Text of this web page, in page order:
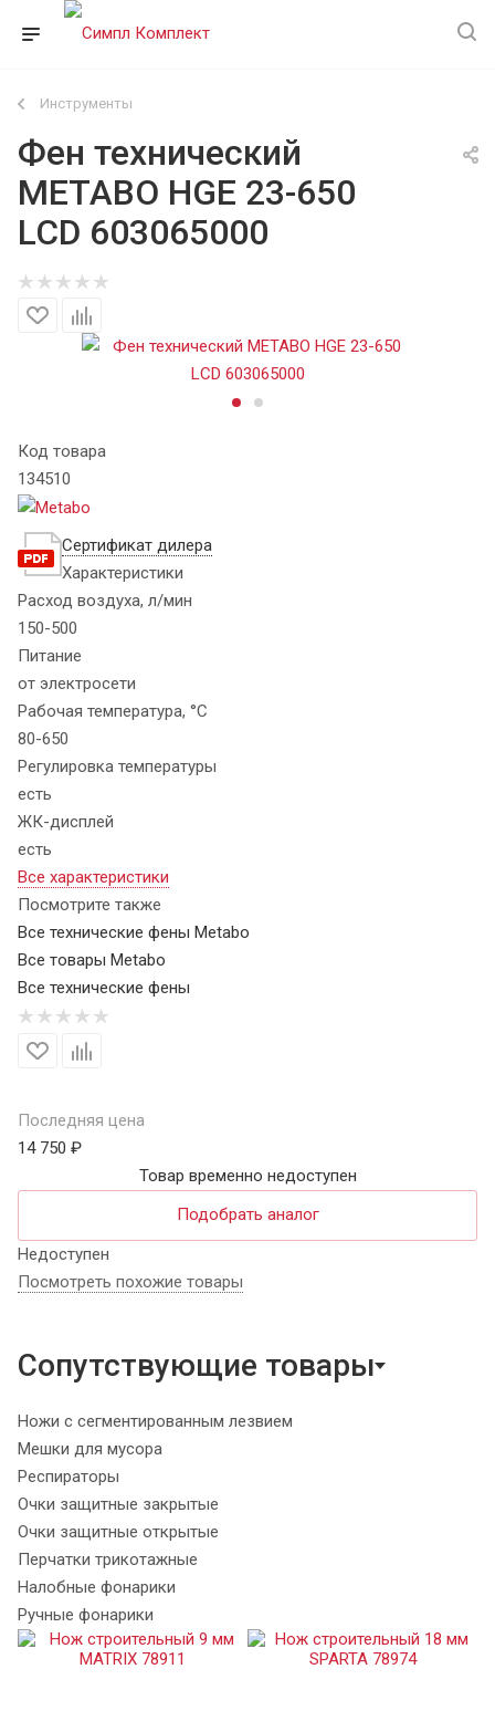
Инструменты
Фен технический
METABO HGE 23-650
LCD 603065000
Код товара
134510
Сертификат дилера
Характеристики
Расход воздуха, л/мин
150-500
Питание
от электросети
Рабочая температура, °C
80-650
Регулировка температуры
есть
ЖК-дисплей
есть
Все характеристики
Посмотрите также
Все технические фены Metabo
Все товары Metabo
Все технические фены
Последняя цена
14 750 ₽
Товар временно недоступен
Подобрать аналог
Недоступен
Посмотреть похожие товары
Сопутствующие товары
Ножи с сегментированным лезвием
Мешки для мусора
Респираторы
Очки защитные закрытые
Очки защитные открытые
Перчатки трикотажные
Налобные фонарики
Ручные фонарики